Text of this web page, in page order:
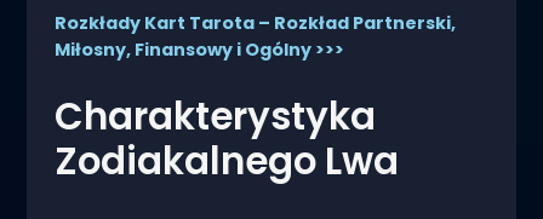
Rozkłady Kart Tarota – Rozkład Partnerski,
Miłosny, Finansowy i Ogólny >>>
Charakterystyka
Zodiakalnego Lwa